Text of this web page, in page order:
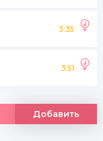
3:35
3:51
Добавить